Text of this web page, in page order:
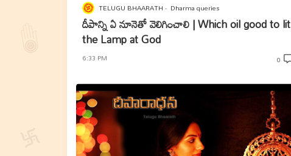
TELUGU BHAARATH Dharma queries
దీపాన్ని ఏ నూనెతో వెలిగించాలి | Which oil good to lit
the Lamp at God
6:33 PM 0